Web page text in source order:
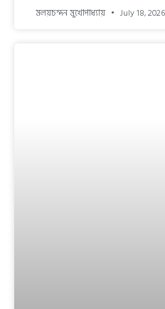
মলয়চন্দন মুখোপাধ্যায়
July 18, 2026